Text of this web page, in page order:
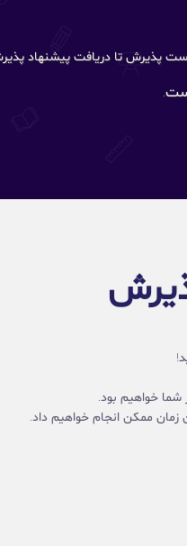
شما خواهیم بود.
زمان ممکن انجام خواهیم داد.